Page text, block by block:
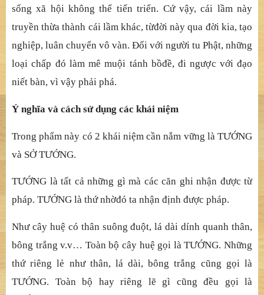
sống xã hội không thể tiến triển. Cứvậy, cái lầm này
truyền thừa thành cái lầm khác, từđời này qua đời kia, tạo
nghiệp, luân chuyển vô vàn. Đối với người tu Phật, những
loại chấp đó làm mê muội tánh bồđề,đi ngược vớiđạo
niết bàn, vì vậy phải phá.
Ý nghĩa và cách sửdụng các khái niệm
Trong phẩm này có 2 khái niệm cần nắm vững là TƯỚNG
và SỞTƯỚNG.
TƯỚNG là tất cảnhững gì mà các căn ghi nhận được từ
pháp. TƯỚNG là thứnhờđó ta nhận định được pháp.
Như cây huệ có thân suôngđuột, lá dài dính quanh thân,
bông trắng v.v… Toàn bộ cây huệ gọi là TƯỚNG. Những
thứriêng lẻ như thân, lá dài, bông trắng cũng gọi là
TƯỚNG. Toàn bộ hay riêng lẽ gì cũng đều gọi là